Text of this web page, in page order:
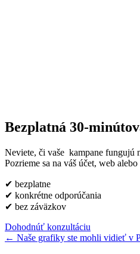
Bezplatná 30-
Neviete, či vaše kampane fungujú
Pozrieme sa na váš účet, web
✔ bezplatne
✔ konkrétne odporúčania
✔ bez záväzkov
Dohodnúť konzultáciu
← Naše grafiky ste mohli vidieť v